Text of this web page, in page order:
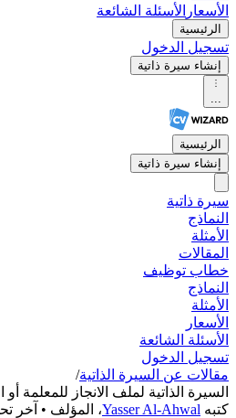
الأسعار الأسئلة الشائعة
الرئيسية
تسجيل الدخول
إنشاء سيرة ذاتية
...
الرئيسية
إنشاء سيرة ذاتية
سيرة ذاتية
النماذج
الأمثلة
المقالات
خطاب توظيف
النماذج
الأمثلة
الأسعار
الأسئلة الشائعة
تسجيل الدخول
مقالات عن السيرة الذاتية/
السيرة الذاتية لملف الانجاز للمعلمة أو
كتبه Yasser Al-Ahwal، المؤلف • آخر